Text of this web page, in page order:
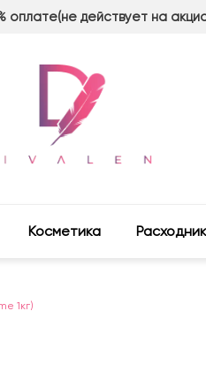
оплате(не действует на
Косметика
1кг)